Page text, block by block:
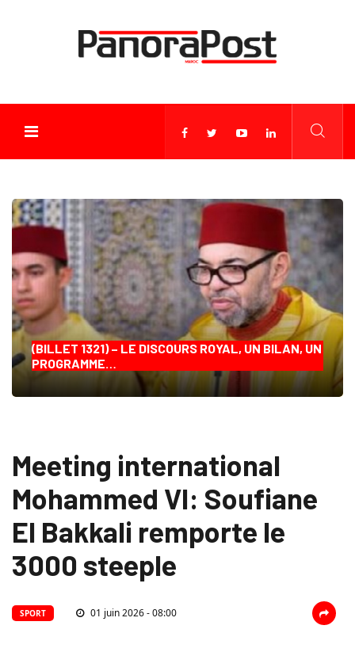
(BILLET 1321) – LE DISCOURS ROYAL, UN BILAN, UN
PROGRAMME…
Meeting international
Mohammed VI: Soufiane
El Bakkali remporte le
3000 steeple
SPORT 01 juin 2026 - 08:00